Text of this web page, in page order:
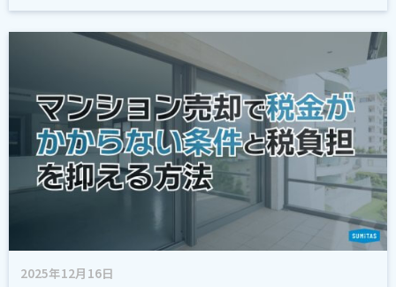
2025年12月16日